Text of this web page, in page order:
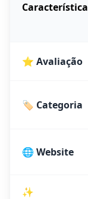
Característica
⭐ Avaliação
🏷️ Categoria
🌐 Website
✨